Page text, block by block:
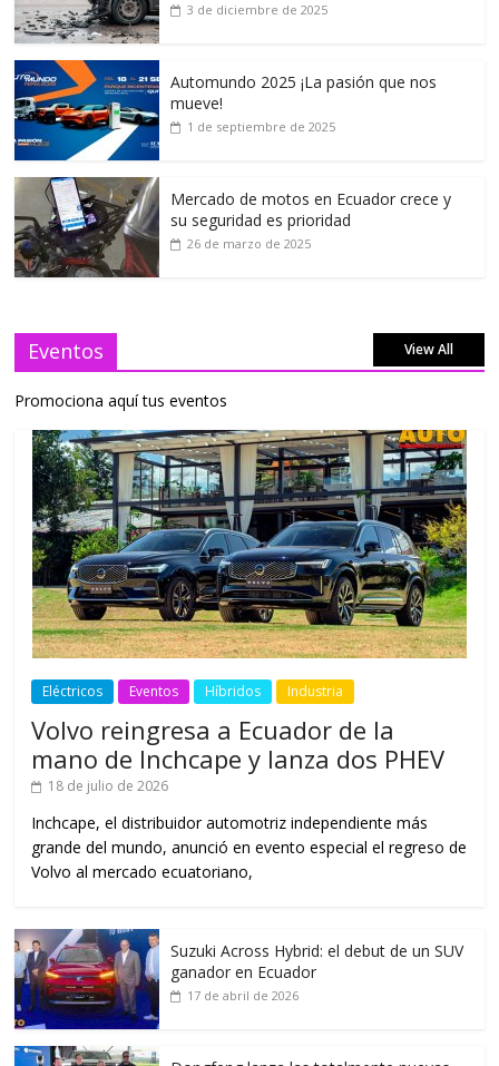
3 de diciembre de 2025
Automundo 2025 ¡La pasión que nos
mueve!
1 de septiembre de 2025
Mercado de motos en Ecuador crece y
su seguridad es prioridad
26 de marzo de 2025
Eventos View All
Promociona aquí tus eventos
Eléctricos Eventos Híbridos Industria
Volvo reingresa a Ecuador de la
mano de Inchcape y lanza dos PHEV
18 de julio de 2026
Inchcape, el distribuidor automotriz independiente más
grande del mundo, anunció en evento especial el regreso de
Volvo al mercado ecuatoriano,
Suzuki Across Hybrid: el debut de un SUV
ganador en Ecuador
17 de abril de 2026